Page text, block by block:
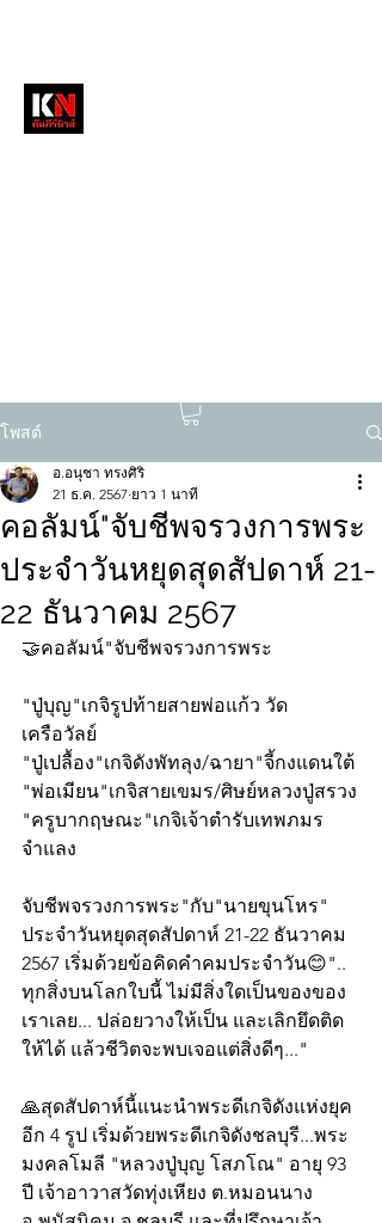
โพสต์
คอลัมน์"จับชีพจรวงการพระ
ประจำวันหยุดสุดสัปดาห์ 21-
22 ธันวาคม 2567
อ.อนุชา ทรงศิริ
21 ธ.ค. 2567 ยาว 1 นาที
🤝คอลัมน์"จับชีพจรวงการพระ
"ปู่บุญ"เกจิรูปท้ายสายพ่อแก้ว วัด
เครือวัลย์
"ปู่เปลื้อง"เกจิดังพัทลุง/ฉายา"จี้กงแดนใต้
"พ่อเมียน"เกจิสายเขมร/ศิษย์หลวงปู่สรวง
"ครูบากฤษณะ"เกจิเจ้าตำรับเทพภมร
จำแลง
จับชีพจรวงการพระ"กับ"นายขุนโหร"
ประจำวันหยุดสุดสัปดาห์ 21-22 ธันวาคม
2567 เริ่มด้วยข้อคิดคำคมประจำวัน😊"..
ทุกสิ่งบนโลกใบนี้ ไม่มีสิ่งใดเป็นของของ
เราเลย... ปล่อยวางให้เป็น และเลิกยึดติด
ให้ได้ แล้วชีวิตจะพบเจอแต่สิ่งดีๆ..."
🙏สุดสัปดาห์นี้แนะนำพระดีเกจิดังแห่งยุค
อีก 4 รูป เริ่มด้วยพระดีเกจิดังชลบุรี...พระ
มงคลโมลี "หลวงปู่บุญ โสภโณ" อายุ 93
ปี เจ้าอาวาสวัดทุ่งเหียง ต.หมอนนาง